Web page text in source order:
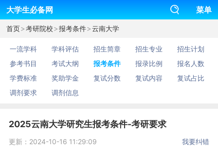
大学生必备网 菜单
首页>考研院校>报考条件>云南大学
一流学科 学科评估 招生简章 招生专业
招生计划
参考书目
考试大纲 报考条件 报录比例
报名人数
学费标准
奖助学金 复试分数 复试内容
复试占比
调剂要求
调剂信息
2025云南大学研究生报考条件-考研要求
更新：2024-10-16 11:29:09 我要纠错